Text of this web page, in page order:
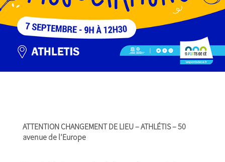
ATTENTION CHANGEMENT DE LIEU – ATHLÉTIS – 50
avenue de l’Europe